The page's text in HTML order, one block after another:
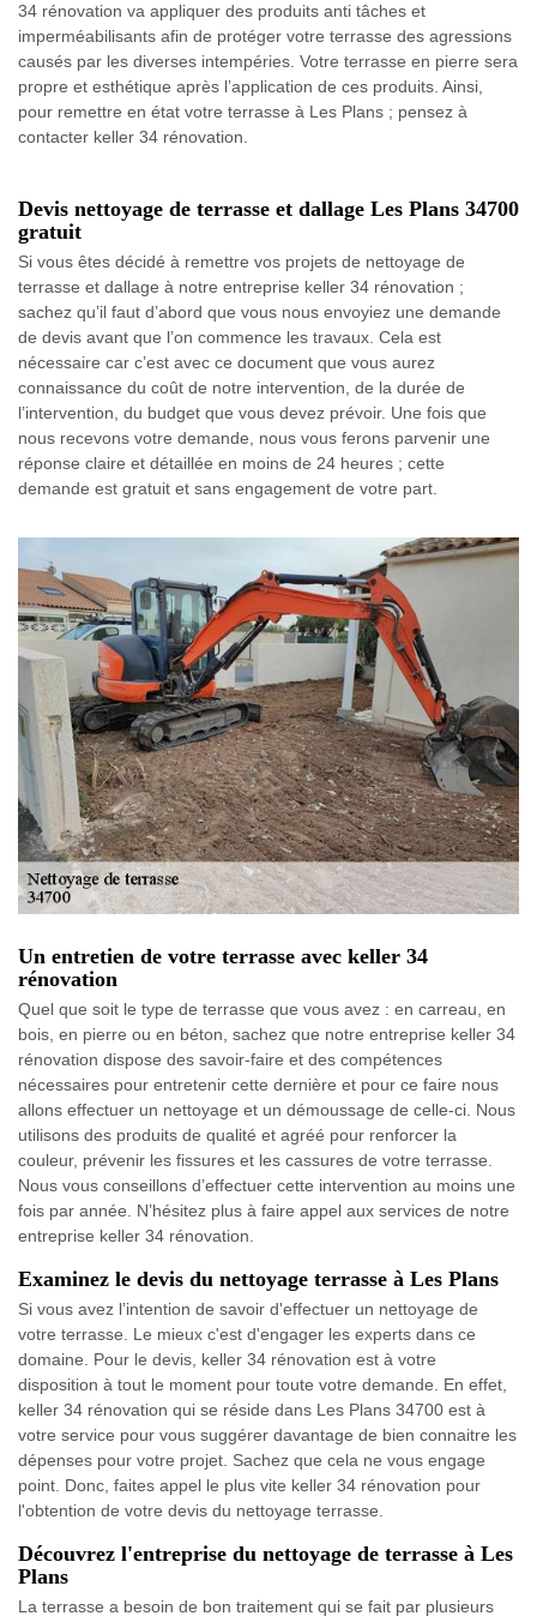
34 rénovation va appliquer des produits anti tâches et
imperméabilisants afin de protéger votre terrasse des agressions
causés par les diverses intempéries. Votre terrasse en pierre sera
propre et esthétique après l’application de ces produits. Ainsi,
pour remettre en état votre terrasse à Les Plans ; pensez à
contacter keller 34 rénovation.
Devis nettoyage de terrasse et dallage Les Plans 34700
gratuit
Si vous êtes décidé à remettre vos projets de nettoyage de
terrasse et dallage à notre entreprise keller 34 rénovation ;
sachez qu’il faut d’abord que vous nous envoyiez une demande
de devis avant que l’on commence les travaux. Cela est
nécessaire car c’est avec ce document que vous aurez
connaissance du coût de notre intervention, de la durée de
l’intervention, du budget que vous devez prévoir. Une fois que
nous recevons votre demande, nous vous ferons parvenir une
réponse claire et détaillée en moins de 24 heures ; cette
demande est gratuit et sans engagement de votre part.
Un entretien de votre terrasse avec keller 34
rénovation
Quel que soit le type de terrasse que vous avez : en carreau, en
bois, en pierre ou en béton, sachez que notre entreprise keller 34
rénovation dispose des savoir-faire et des compétences
nécessaires pour entretenir cette dernière et pour ce faire nous
allons effectuer un nettoyage et un démoussage de celle-ci. Nous
utilisons des produits de qualité et agréé pour renforcer la
couleur, prévenir les fissures et les cassures de votre terrasse.
Nous vous conseillons d’effectuer cette intervention au moins une
fois par année. N’hésitez plus à faire appel aux services de notre
entreprise keller 34 rénovation.
Examinez le devis du nettoyage terrasse à Les Plans
Si vous avez l’intention de savoir d'effectuer un nettoyage de
votre terrasse. Le mieux c'est d'engager les experts dans ce
domaine. Pour le devis, keller 34 rénovation est à votre
disposition à tout le moment pour toute votre demande. En effet,
keller 34 rénovation qui se réside dans Les Plans 34700 est à
votre service pour vous suggérer davantage de bien connaitre les
dépenses pour votre projet. Sachez que cela ne vous engage
point. Donc, faites appel le plus vite keller 34 rénovation pour
l'obtention de votre devis du nettoyage terrasse.
Découvrez l'entreprise du nettoyage de terrasse à Les
Plans
La terrasse a besoin de bon traitement qui se fait par plusieurs